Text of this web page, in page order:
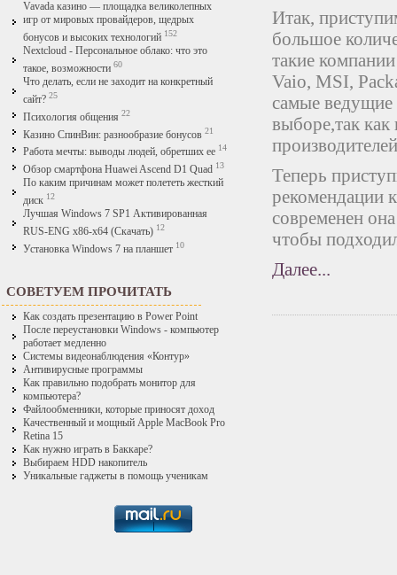
Vavada казино — площадка великолепных
игр от мировых провайдеров, щедрых
бонусов и высоких технологий 152
Nextcloud - Персональное облако: что это
такое, возможности 60
Что делать, если не заходит на конкретный
сайт? 25
Психология общения 22
Казино СпинВин: разнообразие бонусов 21
Работа мечты: выводы людей, обретших ее 14
Обзор смартфона Huawei Ascend D1 Quad 13
По каким причинам может полететь жесткий
диск 12
Лучшая Windows 7 SP1 Активированная
RUS-ENG x86-x64 (Скачать) 12
Установка Windows 7 на планшет 10
СОВЕТУЕМ ПРОЧИТАТЬ
Как создать презентацию в Power Point
После переустановки Windows - компьютер
работает медленно
Системы видеонаблюдения «Контур»
Антивирусные программы
Как правильно подобрать монитор для
компьютера?
Файлообменники, которые приносят доход
Качественный и мощный Apple MacBook Pro
Retina 15
Как нужно играть в Баккаре?
Выбираем HDD накопитель
Уникальные гаджеты в помощь ученикам
Итак,
большое
такие
Vaio, MSI,
самые
выборе,так
Теперь
рекомендации
современен
чтобы
Далее...